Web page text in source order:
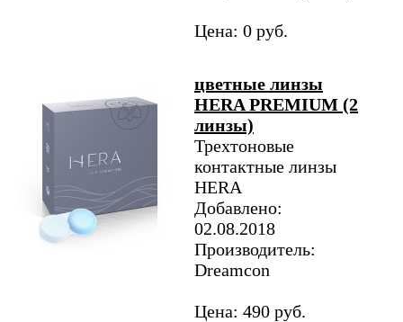
Цена: 0 руб.
цветные линзы
HERA PREMIUM (2
линзы)
Трехтоновые
контактные линзы
HERA
Добавлено:
02.08.2018
Производитель:
Dreamcon
Цена: 490 руб.